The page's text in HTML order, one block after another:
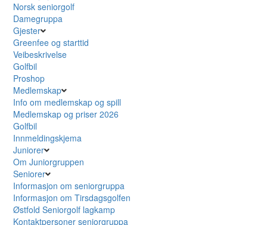
Norsk seniorgolf
Damegruppa
Gjester
Greenfee og starttid
Veibeskrivelse
Golfbil
Proshop
Medlemskap
Info om medlemskap og spill
Medlemskap og priser 2026
Golfbil
Innmeldingskjema
Juniorer
Om Juniorgruppen
Seniorer
Informasjon om seniorgruppa
Informasjon om Tirsdagsgolfen
Østfold Seniorgolf lagkamp
Kontaktpersoner seniorgruppa